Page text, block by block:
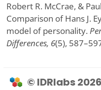
Robert R. McCrae, &
Comparison of Hans J.
model of personality.
Differences, 6(5),
© IDRlabs 2026